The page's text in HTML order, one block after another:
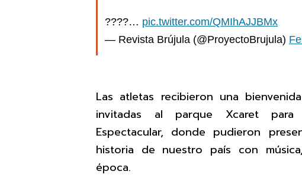
????… pic.twitter.com/QMIhAJJBMx
— Revista Brújula (@ProyectoBrujula)
Las atletas recibieron una
invitadas al parque Xcaret
Espectacular, donde pudieron
historia de nuestro país con
época.